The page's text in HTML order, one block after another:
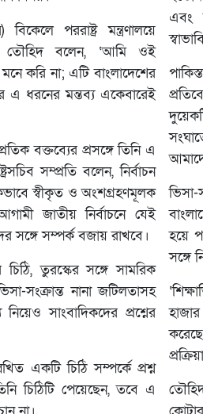
পররাষ্ট্র মন্ত্রণালয়ে
তৌহিদ বলেন, ‘আমি ওই
করি না; এটি বাংলাদেশের
এ ধরনের মন্তব্য একেবারেই
বক্তব্যের প্রসঙ্গে তিনি এ
সম্প্রতি বলেন, নির্বাচন
স্বীকৃত ও অংশগ্রহণমূলক
জাতীয় নির্বাচনে যেই
সঙ্গে সম্পর্ক বজায় রাখবে।
চিঠি, তুরস্কের সঙ্গে সামরিক
সংক্রান্ত নানা জটিলতাসহ
সাংবাদিকদের প্রশ্নের
একটি চিঠি সম্পর্কে প্রশ্ন
চিঠিটি পেয়েছেন, তবে এ
এবং
হয়ে
সঙ্গে